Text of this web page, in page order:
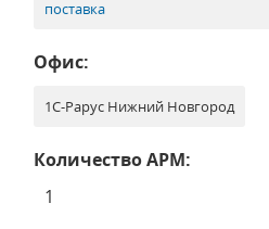
поставка
Офис:
1С-Рарус Нижний Новгород
Количество АРМ:
1